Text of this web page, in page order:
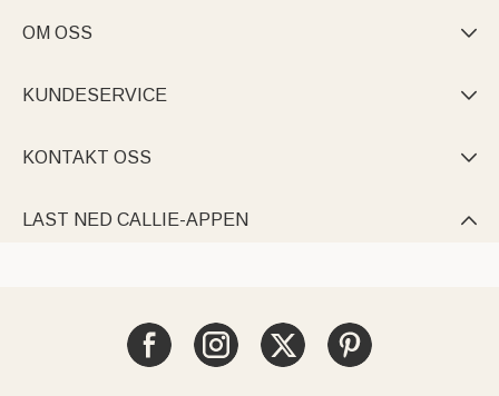
OM OSS 
KUNDESERVICE 
KONTAKT OSS 
LAST NED CALLIE-APPEN 